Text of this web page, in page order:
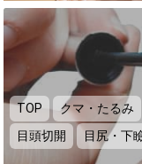
TOP クマ・たるみ
目頭切開
目尻・下